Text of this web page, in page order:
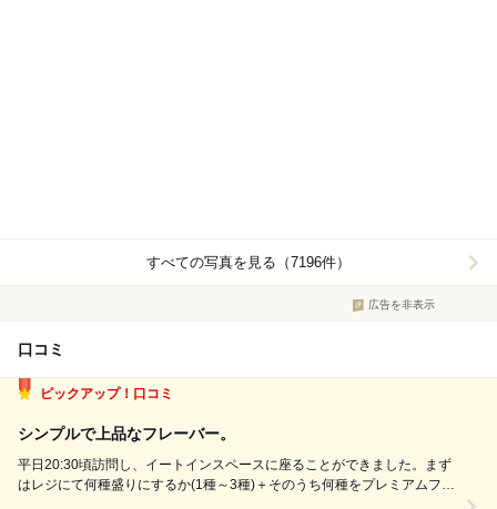
すべての写真を見る（7196件）
広告を非表示
口コミ
ピックアップ！口コミ
シンプルで上品なフレーバー。
平日20:30頃訪問し、イートインスペースに座ることができました。まず
はレジにて何種盛りにするか(1種～3種)＋そのうち何種をプレミアムフレ